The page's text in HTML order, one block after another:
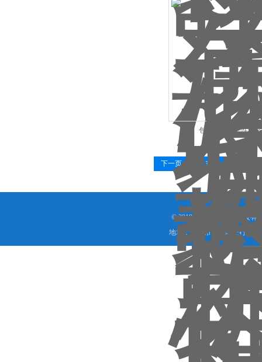
包装容器气密性测
下一页 末页
© 2019 上海程斯智能科技有
地址：上海市奉贤区庄行镇东